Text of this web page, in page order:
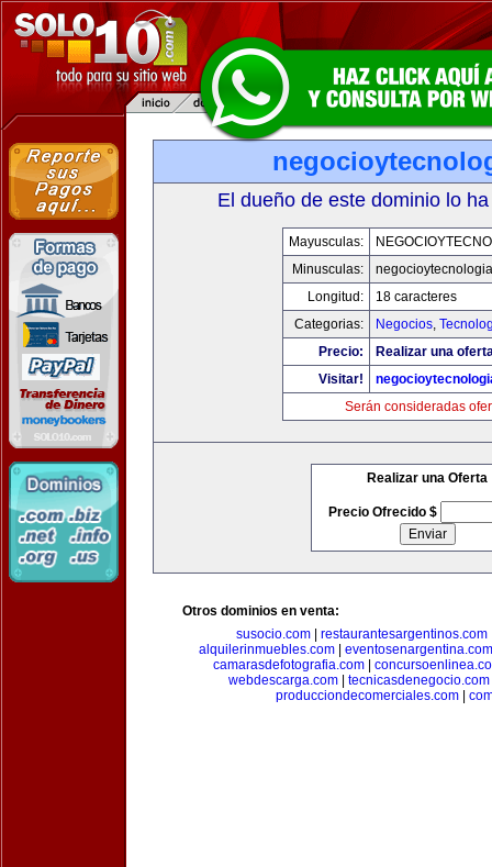
El dueño de este dominio lo
Mayusculas:
Minusculas:
Longitud:
18 caracteres
Categorias:
Negocios,
Precio:
Realizar una
Visitar!
Serán consideradas
Realizar una Oferta
Precio Ofrecido $
Otros dominios en venta:
susocio.com
restaurantesargentinos.com
alquilerinmuebles.com
eventosenargentina.com
camarasdefotografia.com|
webdescarga.com| tecnicasdenegocio.com
producciondecomerciales.com|